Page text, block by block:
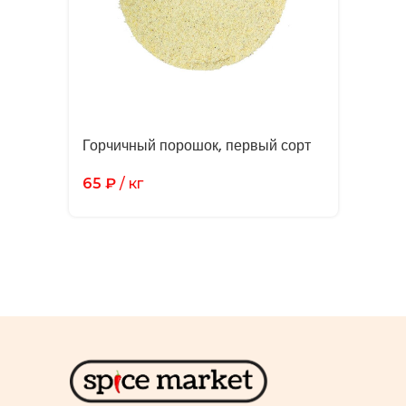
Горчичный порошок, первый сорт
65 ₽ / кг